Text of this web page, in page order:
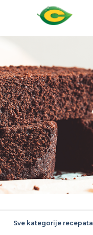
Sve kategorije recepata